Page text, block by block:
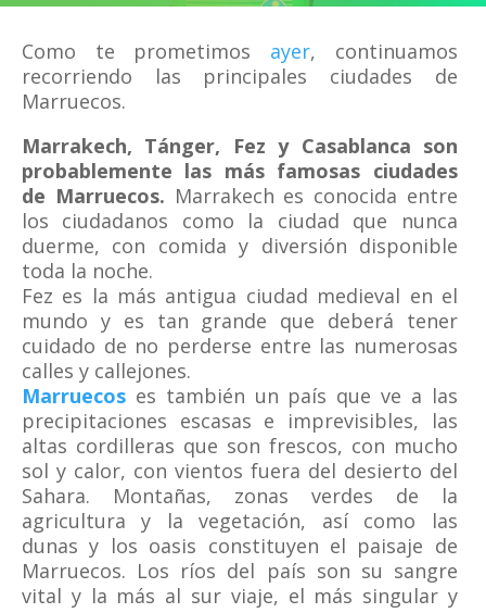
Como te prometimos ayer, continuamos
recorriendo las principales ciudades de
Marruecos.
Marrakech, Tánger, Fez y Casablanca son
probablemente las más famosas ciudades
de Marruecos. Marrakech es conocida entre
los ciudadanos como la ciudad que nunca
duerme, con comida y diversión disponible
toda la noche.
Fez es la más antigua ciudad medieval en el
mundo y es tan grande que deberá tener
cuidado de no perderse entre las numerosas
calles y callejones.
Marruecos es también un país que ve a las
precipitaciones escasas e imprevisibles, las
altas cordilleras que son frescos, con mucho
sol y calor, con vientos fuera del desierto del
Sahara. Montañas, zonas verdes de la
agricultura y la vegetación, así como las
dunas y los oasis constituyen el paisaje de
Marruecos. Los ríos del país son su sangre
vital y la más al sur viaje, el más singular y